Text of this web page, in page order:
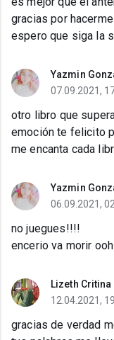
gracias por
espero que siga la
Yazmin
07.09.2021,
otro libro que
emoción te felicito
me encanta cada
Yazmin
06.09.2021,
no juegues!!!!
encerio va morir
Lizeth
12.04.2021,
gracias de verdad